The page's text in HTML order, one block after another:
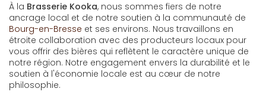
À la Brasserie Kooka, nous sommes fiers de notre
ancrage local et de notre soutien à la communauté de
Bourg-en-Bresse et ses environs. Nous travaillons en
étroite collaboration avec des producteurs locaux pour
vous offrir des bières qui reflètent le caractère unique de
notre région. Notre engagement envers la durabilité et le
soutien à l'économie locale est au cœur de notre
philosophie.